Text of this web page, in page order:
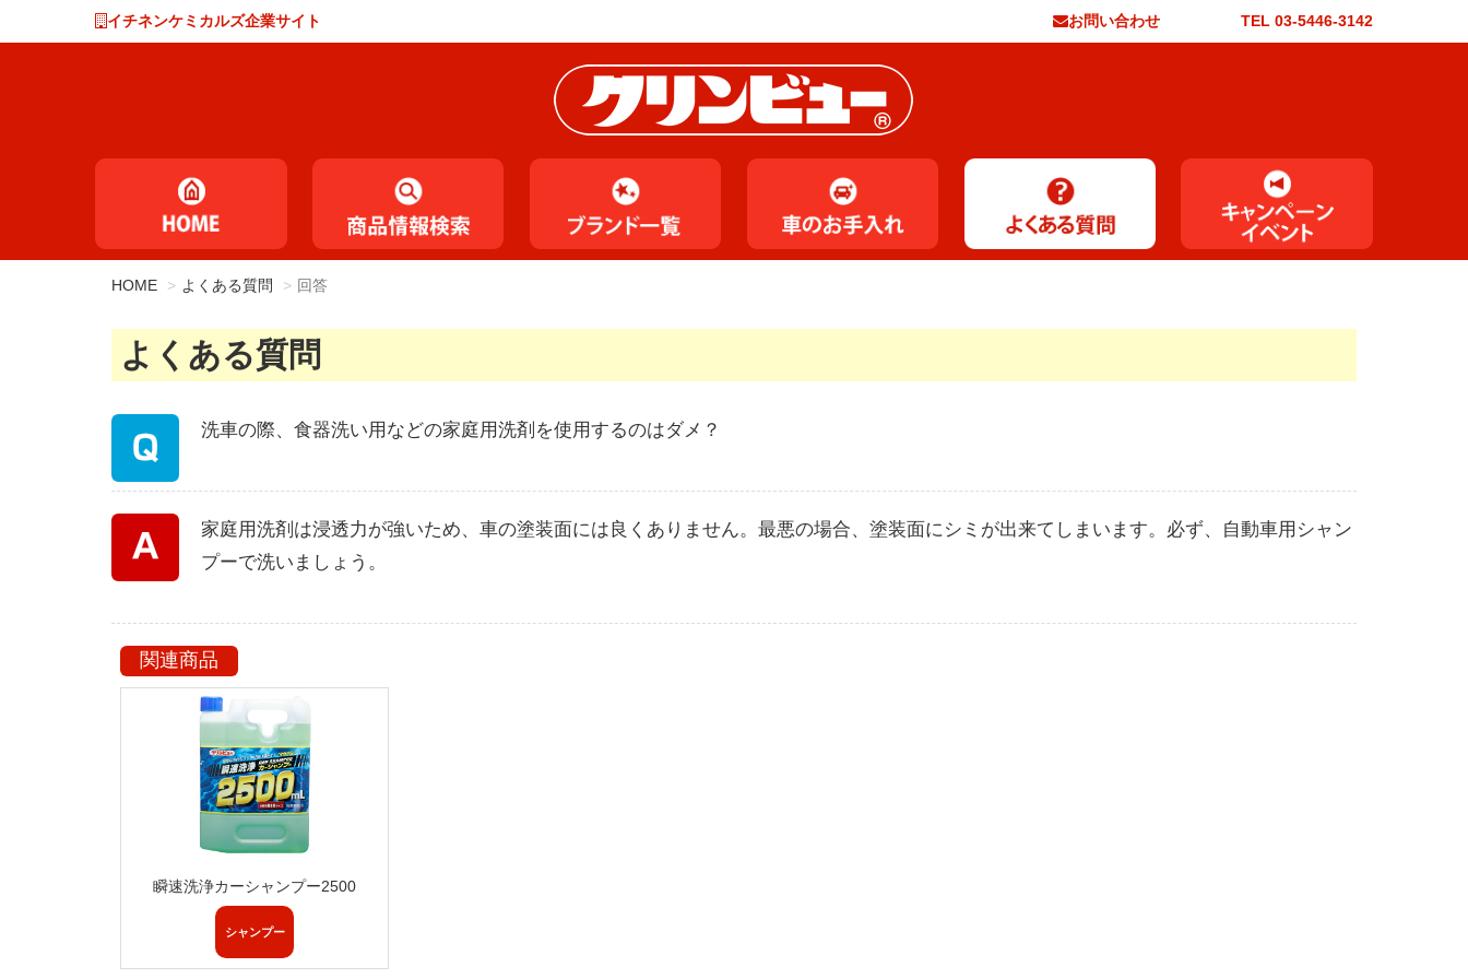
イチネンケミカルズ企業サイト お問い合わせ TEL 03-5446-3142
HOME よくある質問 回答
よくある質問
洗車の際、食器洗い用などの家庭用洗剤を使用するのはダメ？
家庭用洗剤は浸透力が強いため、車の塗装面には良くありません。最悪の場合、塗装面にシミが出来てしまいます。必ず、自動車用シャン
プーで洗いましょう。
関連商品
瞬速洗浄カーシャンプー2500
シャンプー